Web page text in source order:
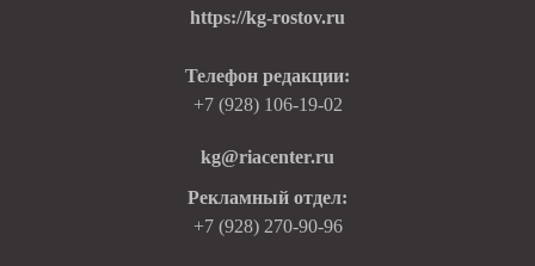
https://kg-rostov.ru
Телефон редакции:
+7 (928) 106-19-02
kg@riacenter.ru
Рекламный отдел:
+7 (928) 270-90-96